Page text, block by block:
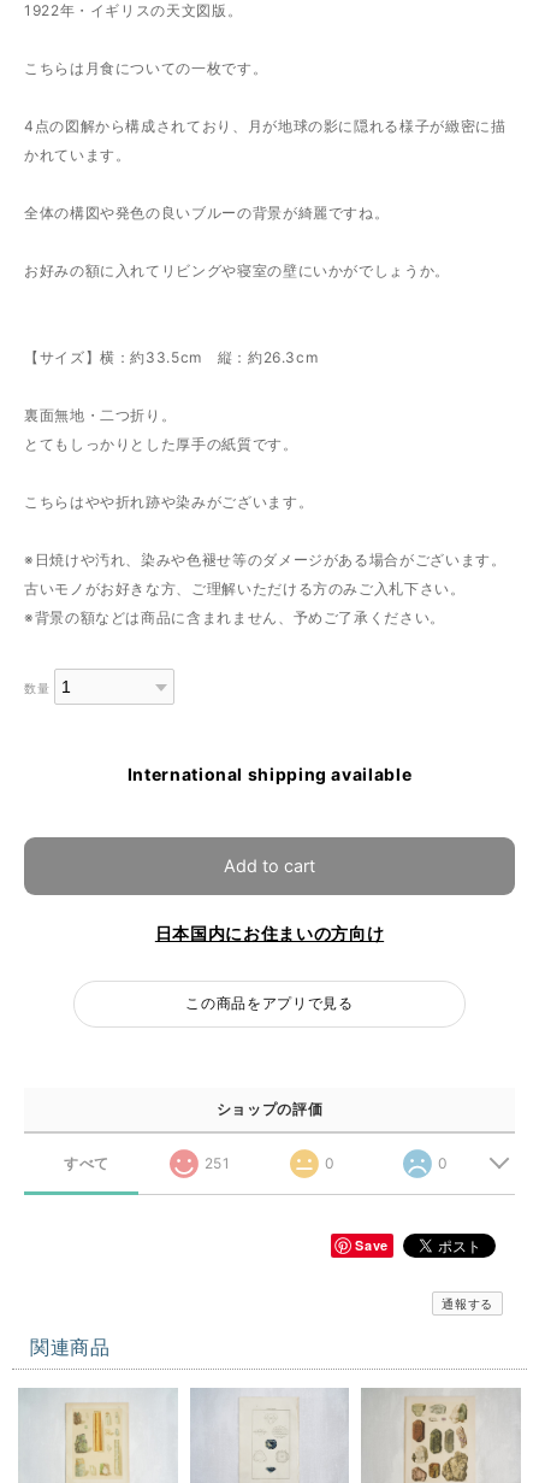
1922年・イギリスの天文図版。
こちらは月食についての一枚です。
4点の図解から構成されており、月が地球の影に隠れる様子が緻密に描
かれています。
全体の構図や発色の良いブルーの背景が綺麗ですね。
お好みの額に入れてリビングや寝室の壁にいかがでしょうか。
【サイズ】横：約33.5cm 縦：約26.3cm
裏面無地・二つ折り。
とてもしっかりとした厚手の紙質です。
こちらはやや折れ跡や染みがございます。
※日焼けや汚れ、染みや色褪せ等のダメージがある場合がございます。
古いモノがお好きな方、ご理解いただける方のみご入札下さい。
※背景の額などは商品に含まれません、予めご了承ください。
数量
International shipping available
Add to cart
日本国内にお住まいの方向け
この商品をアプリで見る
ショップの評価
すべて 251 0 0
Save
通報する
関連商品